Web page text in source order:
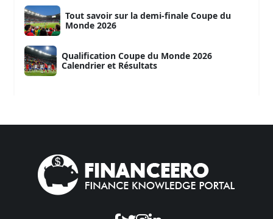
Tout savoir sur la demi-finale Coupe du
Monde 2026
Qualification Coupe du Monde 2026
Calendrier et Résultats